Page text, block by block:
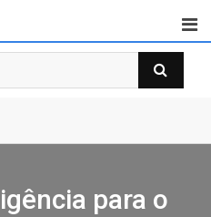
não é modismo, é
para o